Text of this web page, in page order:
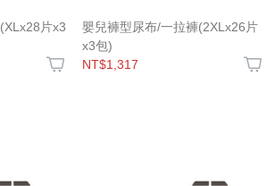
片x3
嬰兒褲型尿布/一拉褲(2XLx26片
x3包)
NT$1,317